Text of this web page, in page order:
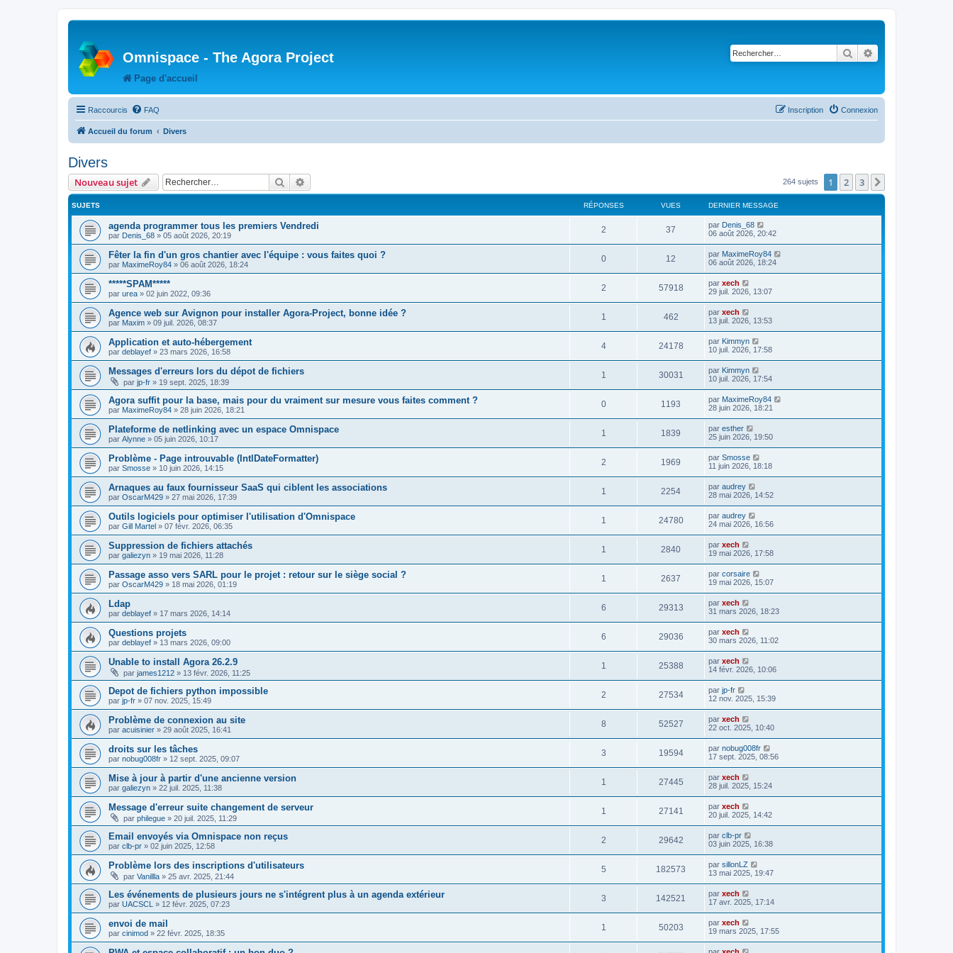
Omnispace - The Agora Project
Page d'accueil
Rechercher
Raccourcis FAQ Connexion
Inscription
Accueil du forum Divers
Divers
Nouveau sujet Rechercher 264 sujets 1 2 3
SUJETS RÉPONSES VUES DERNIER MESSAGE
agenda programmer tous les premiers Vendredi
par Denis_68 » 05 août 2026, 20:19
2 37 par Denis_68
06 août 2026, 20:42
Fêter la fin d'un gros chantier avec l'équipe : vous faites quoi ?
par MaximeRoy84 » 06 août 2026, 18:24
0 12 par MaximeRoy84
06 août 2026, 18:24
*****SPAM*****
par urea » 02 juin 2022, 09:36
2 57918 par xech
29 juil. 2026, 13:07
Agence web sur Avignon pour installer Agora-Project, bonne idée ?
par Maxim » 09 juil. 2026, 08:37
1 462 par xech
13 juil. 2026, 13:53
Application et auto-hébergement
par deblayef » 23 mars 2026, 16:58
4 24178 par Kimmyn
10 juil. 2026, 17:58
Messages d'erreurs lors du dépot de fichiers
par jp-fr » 19 sept. 2025, 18:39
1 30031 par Kimmyn
10 juil. 2026, 17:54
Agora suffit pour la base, mais pour du vraiment sur mesure vous faites comment ?
par MaximeRoy84 » 28 juin 2026, 18:21
0 1193 par MaximeRoy84
28 juin 2026, 18:21
Plateforme de netlinking avec un espace Omnispace
par Alynne » 05 juin 2026, 10:17
1 1839 par esther
25 juin 2026, 19:50
Problème - Page introuvable (IntlDateFormatter)
par Smosse » 10 juin 2026, 14:15
2 1969 par Smosse
11 juin 2026, 18:18
Arnaques au faux fournisseur SaaS qui ciblent les associations
par OscarM429 » 27 mai 2026, 17:39
1 2254 par audrey
28 mai 2026, 14:52
Outils logiciels pour optimiser l'utilisation d'Omnispace
par Gill Martel » 07 févr. 2026, 06:35
1 24780 par audrey
24 mai 2026, 16:56
Suppression de fichiers attachés
par galiezyn » 19 mai 2026, 11:28
1 2840 par xech
19 mai 2026, 17:58
Passage asso vers SARL pour le projet : retour sur le siège social ?
par OscarM429 » 18 mai 2026, 01:19
1 2637 par corsaire
19 mai 2026, 15:07
Ldap
par deblayef » 17 mars 2026, 14:14
6 29313 par xech
31 mars 2026, 18:23
Questions projets
par deblayef » 13 mars 2026, 09:00
6 29036 par xech
30 mars 2026, 11:02
Unable to install Agora 26.2.9
par james1212 » 13 févr. 2026, 11:25
1 25388 par xech
14 févr. 2026, 10:06
Depot de fichiers python impossible
par jp-fr » 07 nov. 2025, 15:49
2 27534 par jp-fr
12 nov. 2025, 15:39
Problème de connexion au site
par acuisinier » 29 août 2025, 16:41
8 52527 par xech
22 oct. 2025, 10:40
droits sur les tâches
par nobug008fr » 12 sept. 2025, 09:07
3 19594 par nobug008fr
17 sept. 2025, 08:56
Mise à jour à partir d'une ancienne version
par galiezyn » 22 juil. 2025, 11:38
1 27445 par xech
28 juil. 2025, 15:24
Message d'erreur suite changement de serveur
par philegue » 20 juil. 2025, 11:29
1 27141 par xech
20 juil. 2025, 14:42
Email envoyés via Omnispace non reçus
par clb-pr » 02 juin 2025, 12:58
2 29642 par clb-pr
03 juin 2025, 16:38
Problème lors des inscriptions d'utilisateurs
par Vanillla » 25 avr. 2025, 21:44
5 182573 par sillonLZ
13 mai 2025, 19:47
Les événements de plusieurs jours ne s'intégrent plus à un agenda extérieur
par UACSCL » 12 févr. 2025, 07:23
3 142521 par xech
17 avr. 2025, 17:14
envoi de mail
par cinimod » 22 févr. 2025, 18:35
1 50203 par xech
19 mars 2025, 17:55